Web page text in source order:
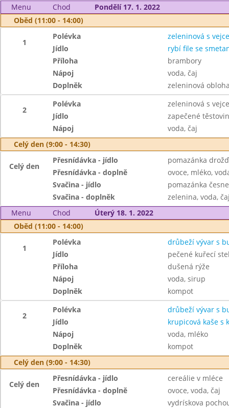
Menu Chod
Pondělí 17. 1. 2022
Oběd (11:00 - 14:00)
1
Polévka
zeleninová s
Jídlo
rybí file se
Příloha
brambory
Nápoj
voda, čaj
Doplněk
zeleninová
2
Polévka
zeleninová s
Jídlo
zapečené
Nápoj
voda, čaj
Celý den (9:00 - 14:30)
Celý den
Přesnídávka - jídlo
pomazánka
Přesnídávka - doplně
ovoce, mléko,
Svačina - jídlo
pomazánka
Svačina - doplněk
zelenina, voda,
Menu
Chod
Úterý 18. 1. 2022
Oběd (11:00 - 14:00)
1
Polévka
drůbeží vývar s
Jídlo
pečené kuřecí
Příloha
dušená rýže
Nápoj
voda, sirup
Doplněk
kompot
2
Polévka
drůbeží vývar s
Jídlo
krupicová kaše s
Nápoj
voda, mléko
Doplněk
kompot
Celý den (9:00 - 14:30)
Celý den
Přesnídávka - jídlo
cereálie v mléce
Přesnídávka - doplně
ovoce, voda, čaj
Svačina - jídlo
vydrískova